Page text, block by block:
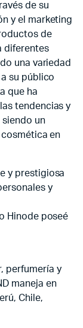
de su
y el marketing
de
diferentes
una variedad
su público
que ha
tendencias y
un
en
y prestigiosa
y
Hinode poseé
perfumería y
maneja en
Chile,